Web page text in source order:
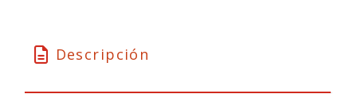
Descripción